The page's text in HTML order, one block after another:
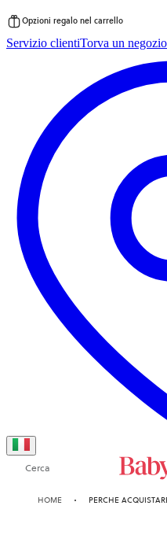
al
Opzioni regalo nel carrello
Servizio clientiTorva un negozio
Cerca
HOME PERCHE